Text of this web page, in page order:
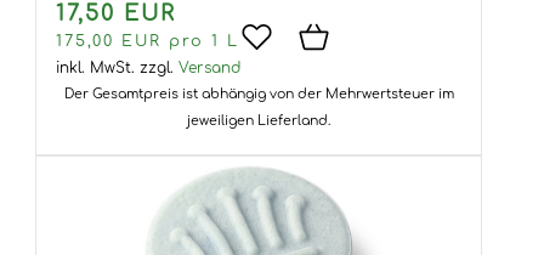
17,50 EUR
175,00 EUR pro 1 L
inkl. MwSt. zzgl. Versand
Der Gesamtpreis ist abhängig von der Mehrwertsteuer im
jeweiligen Lieferland.